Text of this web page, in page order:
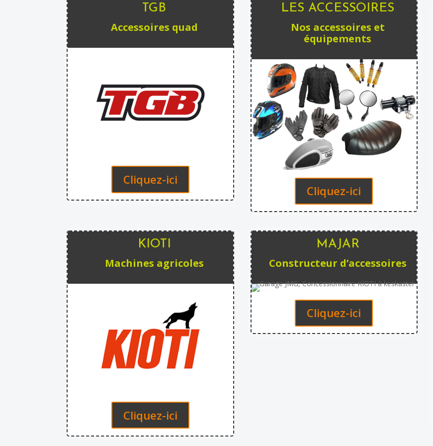
TGB
Accessoires quad
Cliquez-ici
LES ACCESSOIRES
Nos accessoires et
équipements
Cliquez-ici
KIOTI
Machines agricoles
Cliquez-ici
MAJAR
Constructeur d’accessoires
Cliquez-ici